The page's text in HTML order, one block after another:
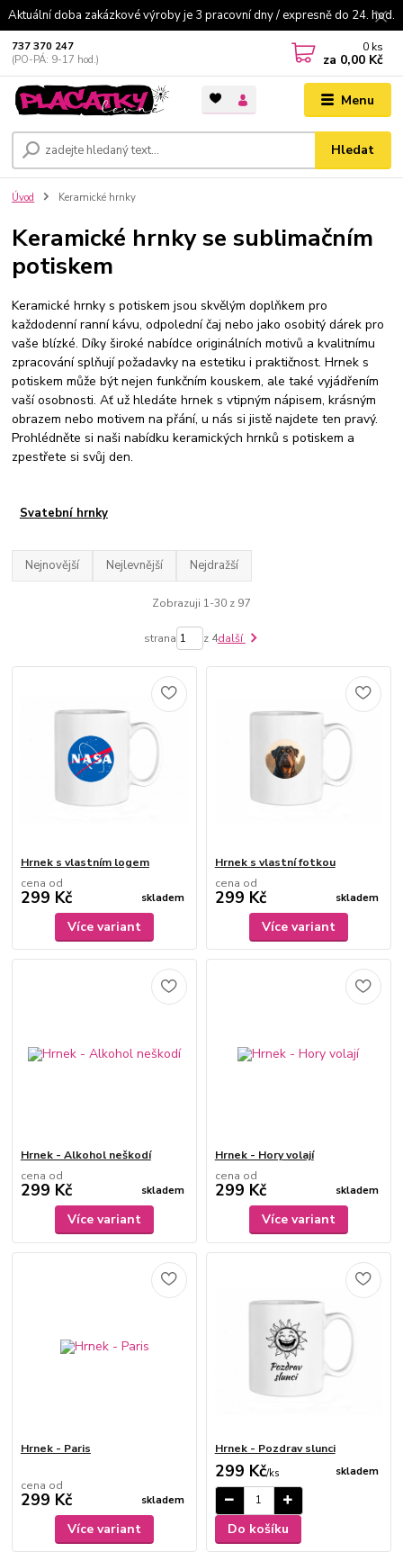
Aktuální doba zakázkové výroby je 3 pracovní dny / expresně do 24. hod.
Menu
Hledat
737 370 247
(PO-PÁ: 9-17 hod.)
0 ks
za 0,00 Kč
Úvod Keramické hrnky
Keramické hrnky se sublimačním
potiskem
Keramické hrnky s potiskem jsou skvělým doplňkem pro
každodenní ranní kávu, odpolední čaj nebo jako osobitý dárek pro
vaše blízké. Díky široké nabídce originálních motivů a kvalitnímu
zpracování splňují požadavky na estetiku i praktičnost. Hrnek s
potiskem může být nejen funkčním kouskem, ale také vyjádřením
vaší osobnosti. Ať už hledáte hrnek s vtipným nápisem, krásným
obrazem nebo motivem na přání, u nás si jistě najdete ten pravý.
Prohlédněte si naši nabídku keramických hrnků s potiskem a
zpestřete si svůj den.
Svatební hrnky
Nejnovější Nejlevnější Nejdražší
Zobrazuji 1-30 z 97
strana z 4další
Hrnek s vlastním logem
cena od
299 Kč skladem
Více variant
Hrnek s vlastní fotkou
cena od
299 Kč skladem
Více variant
Hrnek - Alkohol neškodí
cena od
299 Kč skladem
Více variant
Hrnek - Hory volají
cena od
299 Kč skladem
Více variant
Hrnek - Paris
cena od
299 Kč skladem
Více variant
Hrnek - Pozdrav slunci
299 Kč/ks skladem
Do košíku